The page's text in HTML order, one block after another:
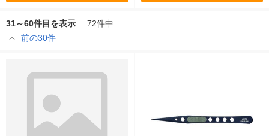
31～60件目を表示
72件中
前の30件